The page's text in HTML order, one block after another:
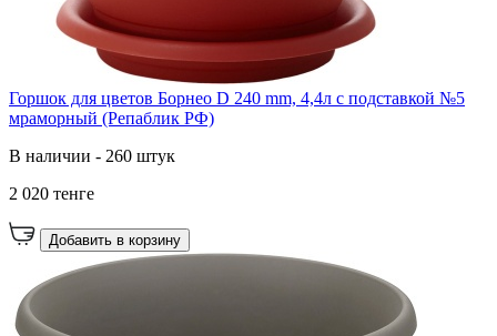
Горшок для цветов Борнео D 240 mm, 4,4л с подставкой №5
мраморный (Репаблик РФ)
В наличии - 260 штук
2 020 тенге
Добавить в корзину